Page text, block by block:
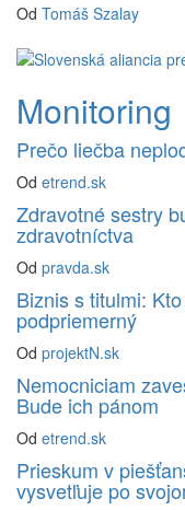
Od Tomáš Szalay
Monitoring
Prečo liečba
Od etrend.sk
Zdravotné sestry
zdravotníctva
Od pravda.sk
Biznis s titulmi:
podpriemerný
Od projektN.sk
Nemocniciam
Bude ich pánom
Od etrend.sk
Prieskum v
vysvetľuje po